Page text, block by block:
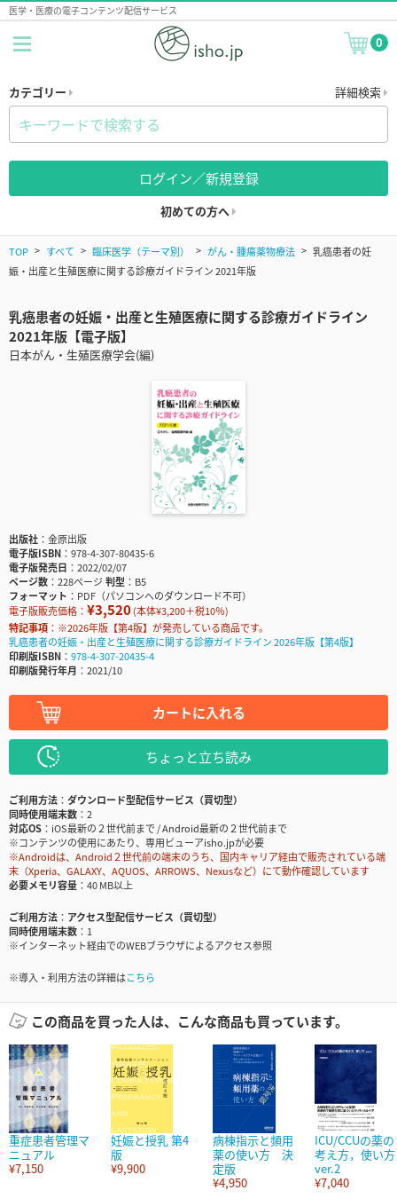
医学・医療の電子コンテンツ配信サービス
0
カテゴリー 詳細検索
ログイン／新規登録
初めての方へ
TOP すべて 臨床医学（テーマ別） がん・腫瘍薬物療法
乳癌患者の妊
娠・出産と生殖医療に関する診療ガイドライン 2021年版
乳癌患者の妊娠・出産と生殖医療に関する診療ガイドライン
2021年版【電子版】
日本がん・生殖医療学会(編)
出版社
金原出版
電子版ISBN
978-4-307-80435-6
電子版発売日
2022/02/07
ページ数
228ページ判型
B5
フォーマット
PDF（パソコンへのダウンロード不可）
電子版販売価格： ¥3,520(本体¥3,200＋税10％)
特記事項
※2026年版【第4版】が発売している商品です。
乳癌患者の妊娠・出産と生殖医療に関する診療ガイドライン 2026年版【第4版】
印刷版ISBN
978-4-307-20435-4
印刷版発行年月
2021/10
カートに入れる
ちょっと立ち読み
ご利用方法
ダウンロード型配信サービス（買切型）
同時使用端末数
2
対応OS
iOS最新の２世代前まで / Android最新の２世代前まで
※コンテンツの使用にあたり、専用ビューアisho.jpが必要
※Androidは、Android２世代前の端末のうち、国内キャリア経由で販売されている端
末（Xperia、GALAXY、AQUOS、ARROWS、Nexusなど）にて動作確認しています
必要メモリ容量
40 MB以上
ご利用方法
アクセス型配信サービス（買切型）
同時使用端末数
1
※インターネット経由でのWEBブラウザによるアクセス参照
※導入・利用方法の詳細はこちら
この商品を買った人は、こんな商品も買っています。
重症患者管理マ
ニュアル
¥7,150
妊娠と授乳 第4
版
¥9,900
病棟指示と頻用
薬の使い方 決
定版
¥4,950
ICU/CCUの薬の
考え方，使い方
ver.2
¥7,040